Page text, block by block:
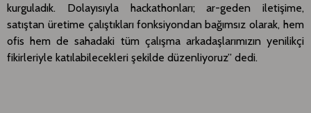
kurguladık. Dolayısıyla hackathonları; ar-geden iletişime,
satıştan üretime çalıştıkları fonksiyondan bağımsız olarak, hem
ofis hem de sahadaki tüm çalışma arkadaşlarımızın yenilikçi
fikirleriyle katılabilecekleri şekilde düzenliyoruz” dedi.